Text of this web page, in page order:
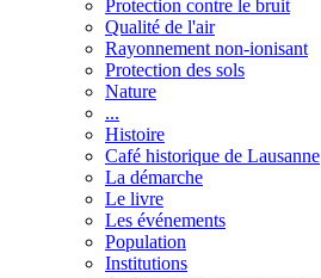
Protection contre le bruit
Qualité de l'air
Rayonnement non-ionisant
Protection des sols
Nature
...
Histoire
Café historique de Lausanne
La démarche
Le livre
Les événements
Population
Institutions